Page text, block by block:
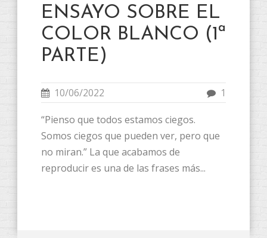
ENSAYO SOBRE EL
COLOR BLANCO (1ª
PARTE)
10/06/2022 1
“Pienso que todos estamos ciegos.
Somos ciegos que pueden ver, pero que
no miran.” La que acabamos de
reproducir es una de las frases más...